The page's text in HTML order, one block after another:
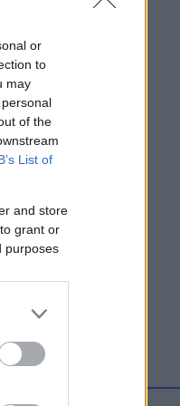
or
to
may
of the
List of
and store
grant or
purposes